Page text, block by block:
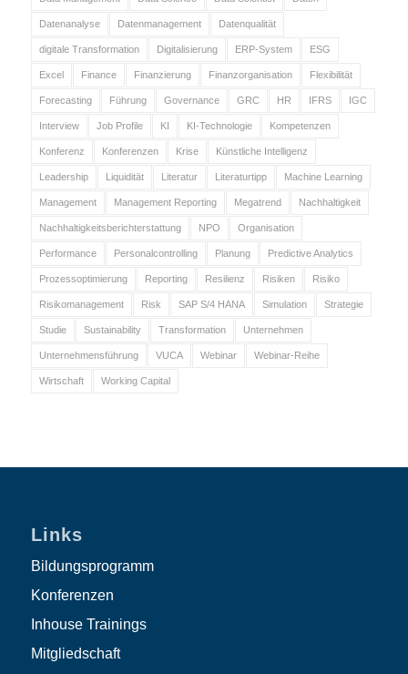
Datenanalyse Datenmanagement Datenqualität
digitale Transformation Digitalisierung ERP-System ESG
Excel Finance Finanzierung Finanzorganisation Flexibilität
Forecasting Führung Governance GRC HR IFRS IGC
Interview Job Profile KI KI-Technologie Kompetenzen
Konferenz Konferenzen Krise Künstliche Intelligenz
Leadership Liquidität Literatur Literaturtipp Machine Learning
Management Management Reporting Megatrend Nachhaltigkeit
Nachhaltigkeitsberichterstattung NPO Organisation
Performance Personalcontrolling Planung Predictive Analytics
Prozessoptimierung Reporting Resilienz Risiken Risiko
Risikomanagement Risk SAP S/4 HANA Simulation Strategie
Studie Sustainability Transformation Unternehmen
Unternehmensführung VUCA Webinar Webinar-Reihe
Wirtschaft Working Capital
Links
Bildungsprogramm
Konferenzen
Inhouse Trainings
Mitgliedschaft